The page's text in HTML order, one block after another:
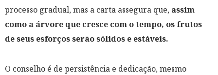
processo gradual, mas a carta assegura que, assim
como a árvore que cresce com o tempo, os frutos
de seus esforços serão sólidos e estáveis.
O conselho é de persistência e dedicação, mesmo